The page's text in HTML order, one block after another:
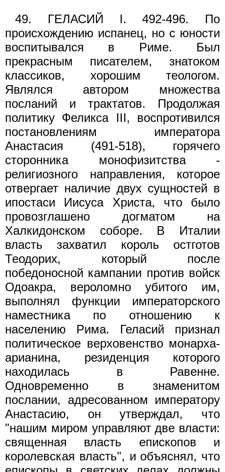
49. ГЕЛАСИЙ I. 492-496. По
происхождению испанец, но с юности
воспитывался в Риме. Был
прекрасным писателем, знатоком
классиков, хорошим теологом.
Являлся автором множества
посланий и трактатов. Продолжая
политику Феликса III, воспротивился
постановлениям императора
Анастасия (491-518), горячего
сторонника монофизитства -
религиозного направления, которое
отвергает наличие двух сущностей в
ипостаси Иисуса Христа, что было
провозглашено догматом на
Халкидонском соборе. В Италии
власть захватил король остготов
Теодорих, который после
победоносной кампании против войск
Одоакра, вероломно убитого им,
выполнял функции императорского
наместника по отношению к
населению Рима. Геласий признал
политическое верховенство монарха-
арианина, резиденция которого
находилась в Равенне.
Одновременно в знаменитом
послании, адресованном императору
Анастасию, он утверждал, что
"нашим миром управляют две власти:
священная власть епископов и
королевская власть", и объяснял, что